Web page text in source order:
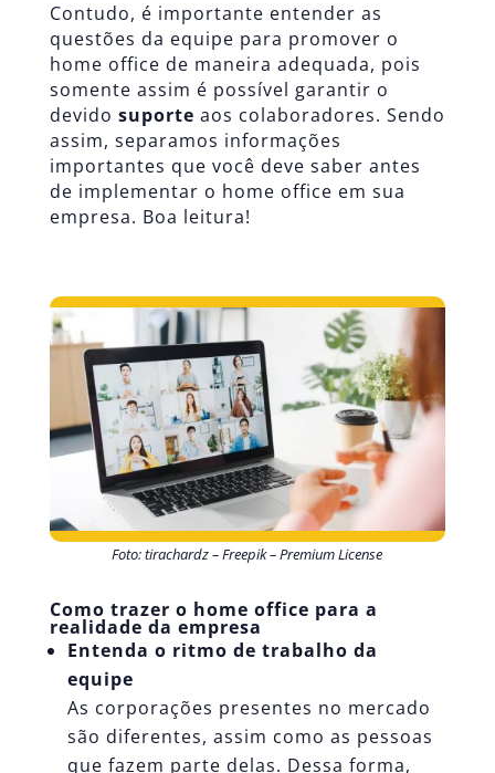
Contudo, é importante entender as
questões da equipe para promover o
home office de maneira adequada, pois
somente assim é possível garantir o
devido suporte aos colaboradores. Sendo
assim, separamos informações
importantes que você deve saber antes
de implementar o home office em sua
empresa. Boa leitura!
Foto: tirachardz – Freepik – Premium License
Como trazer o home office para a
realidade da empresa
Entenda o ritmo de trabalho da
equipe
As corporações presentes no mercado
são diferentes, assim como as pessoas
que fazem parte delas. Dessa forma,